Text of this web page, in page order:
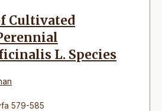
Cultivated
L. Species
579-585